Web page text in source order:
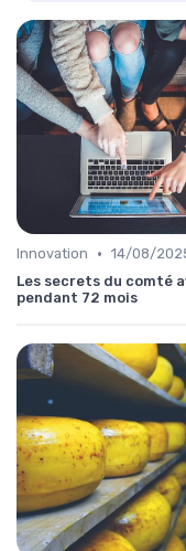
Innovation • 14/08/
Les secrets du comté
pendant 72 mois